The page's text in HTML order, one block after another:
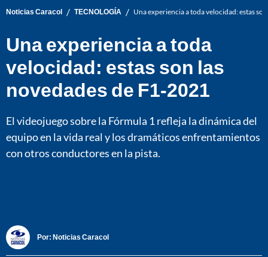
Noticias Caracol / TECNOLOGÍA / Una experiencia a toda velocidad: estas
Una experiencia a toda
velocidad: estas son las
novedades de F1-2021
El videojuego sobre la Fórmula 1 refleja la dinámica del
equipo en la vida real y los dramáticos enfrentamientos
con otros conductores en la pista.
Por: Noticias Caracol